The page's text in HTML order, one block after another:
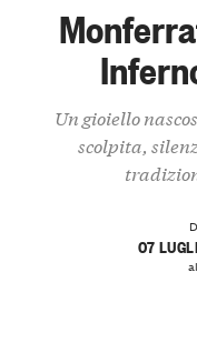
Un gioiello
scolpita,
07